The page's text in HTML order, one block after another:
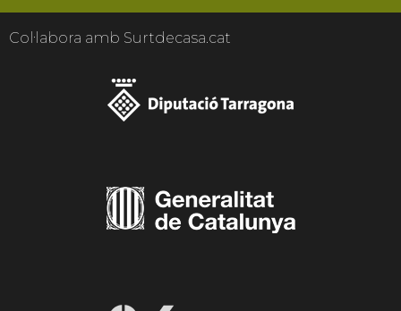
Col·labora amb Surtdecasa.cat